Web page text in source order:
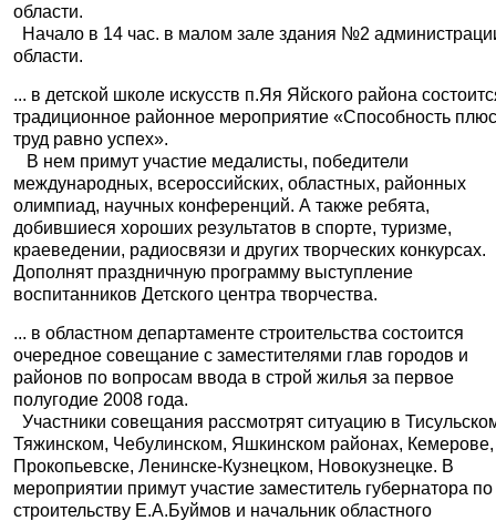
области.
Начало в 14 час. в малом зале здания №2
области.
... в детской школе искусств п.Яя Яйского района
традиционное районное мероприятие «Способность
труд равно успех».
В нем примут участие медалисты, победители
международных, всероссийских, областных, районных
олимпиад, научных конференций. А также ребята,
добившиеся хороших результатов в спорте, туризме,
краеведении, радиосвязи и других творческих конкурсах.
Дополнят праздничную программу выступление
воспитанников Детского центра творчества.
... в областном департаменте строительства состоится
очередное совещание с заместителями глав городов и
районов по вопросам ввода в строй жилья за первое
полугодие 2008 года.
Участники совещания рассмотрят ситуацию в
Тяжинском, Чебулинском, Яшкинском районах, Кемерове,
Прокопьевске, Ленинске-Кузнецком, Новокузнецке. В
мероприятии примут участие заместитель губернатора по
строительству Е.А.Буймов и начальник областного